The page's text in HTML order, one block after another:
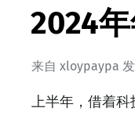
2024
来自 xloypaypa
上半年，借着